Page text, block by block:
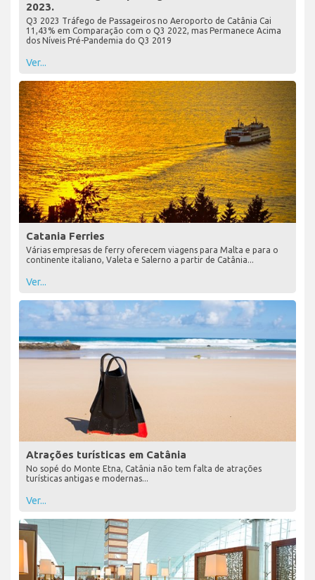
2023.
Q3 2023 Tráfego de Passageiros no Aeroporto de Catânia Cai
11,43% em Comparação com o Q3 2022, mas Permanece Acima
dos Níveis Pré-Pandemia do Q3 2019
Ver...
Catania Ferries
Várias empresas de ferry oferecem viagens para Malta e para o
continente italiano, Valeta e Salerno a partir de Catânia...
Ver...
Atrações turísticas em Catânia
No sopé do Monte Etna, Catânia não tem falta de atrações
turísticas antigas e modernas...
Ver...